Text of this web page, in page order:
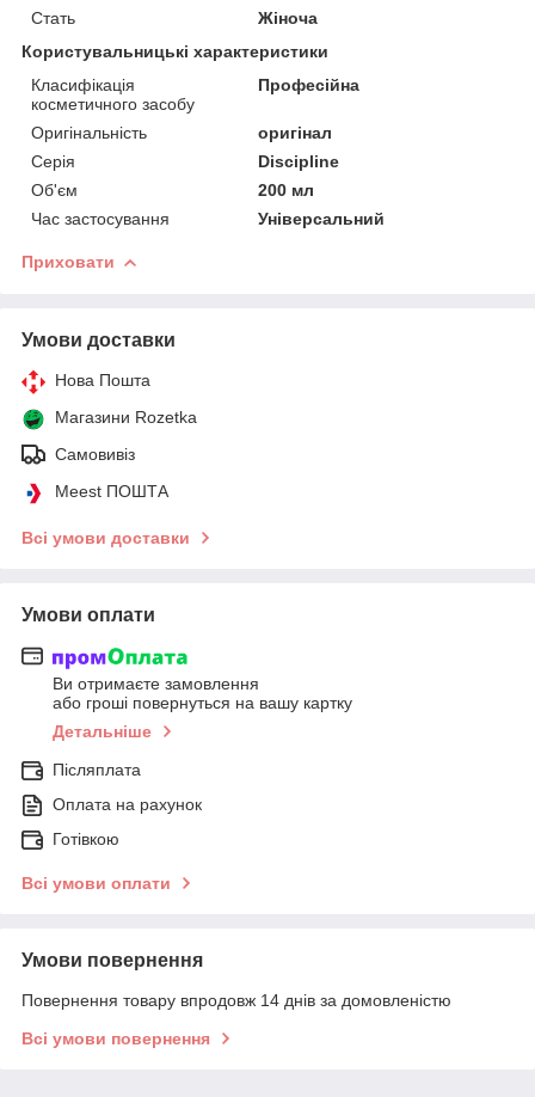
Стать
Жіноча
Користувальницькі характеристики
Класифікація
косметичного засобу
Професійна
Оригінальність
оригінал
Серія
Discipline
Об'єм
200 мл
Час застосування
Універсальний
Приховати
Умови доставки
Нова Пошта
Магазини Rozetka
Самовивіз
Meest ПОШТА
Всі умови доставки
Умови оплати
Ви отримаєте замовлення
або гроші повернуться на вашу картку
Детальніше
Післяплата
Оплата на рахунок
Готівкою
Всі умови оплати
Умови повернення
Повернення товару впродовж 14 днів за домовленістю
Всі умови повернення